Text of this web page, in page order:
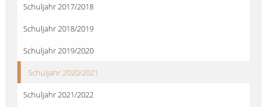
Schuljahr 2017/2018
Schuljahr 2018/2019
Schuljahr 2019/2020
Schuljahr 2020/2021
Schuljahr 2021/2022